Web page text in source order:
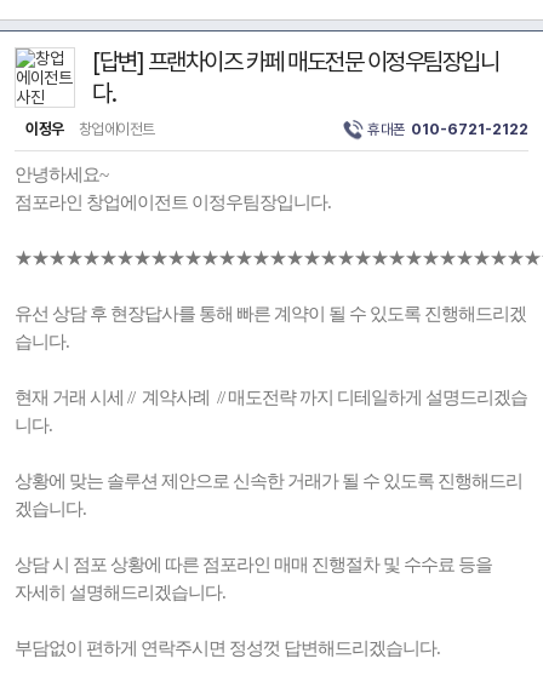
[답변] 프랜차이즈 카페 매도전문 이정우팀장입니
다.
이정우 창업에이전트 휴대폰 010-6721-2122
안녕하세요~
점포라인 창업에이전트 이정우팀장입니다.
유선 상담 후 현장답사를 통해 빠른 계약이 될 수 있도록 진행해드리겠
습니다.
현재 거래 시세 // 계약사례 // 매도전략 까지 디테일하게 설명드리겠습
니다.
상황에 맞는 솔루션 제안으로 신속한 거래가 될 수 있도록 진행해드리
겠습니다.
상담 시 점포 상황에 따른 점포라인 매매 진행절차 및 수수료 등을
자세히 설명해드리겠습니다.
부담없이 편하게 연락주시면 정성껏 답변해드리겠습니다.